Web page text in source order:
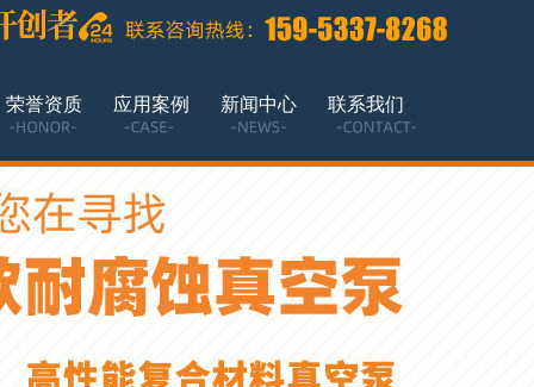
荣誉资质 应用案例 新闻中心 联系我们